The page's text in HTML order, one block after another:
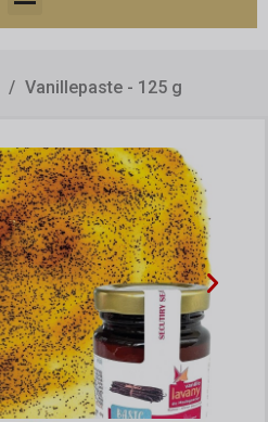
Vanillepaste - 125 g